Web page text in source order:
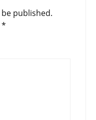
published.
*